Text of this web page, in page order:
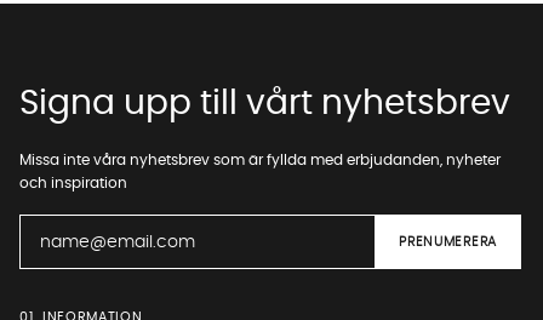
Signa upp till vårt nyhetsbrev
Missa inte våra nyhetsbrev som är fyllda med erbjudanden, nyheter
och inspiration